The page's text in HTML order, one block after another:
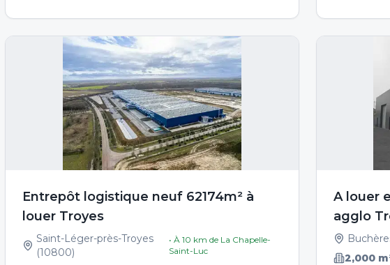
Entrepôt logistique neuf 62174m² à
louer Troyes
Saint-Léger-près-Troyes
(10800)
• À 10 km de La Chapelle-
Saint-Luc
A louer
agglo
2,000